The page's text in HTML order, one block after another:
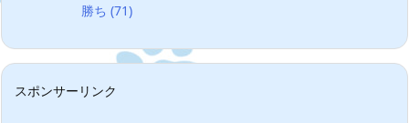
勝ち(71)
スポンサーリンク